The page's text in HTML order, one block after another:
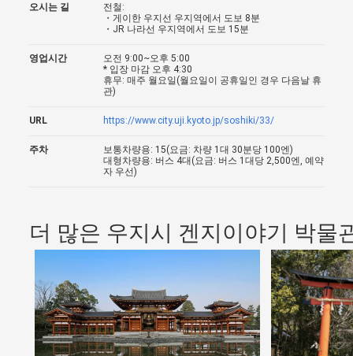
오시는 길
전철:
・게이한 우지선 우지역에서 도보 8분
・JR 나라선 우지역에서 도보 15분
영업시간
오전 9:00~오후 5:00
* 입장 마감 오후 4:30
휴무: 매주 월요일(월요일이 공휴일인 경우 다음날 휴
관)
URL https://www.city.uji.kyoto.jp/soshiki/33/
주차
보통차량용: 15(요금: 차량 1대 30분당 100엔)
대형차량용: 버스 4대(요금: 버스 1대당 2,500엔, 예약
자 우선)
더 많은 우지시 겐지이야기 박물